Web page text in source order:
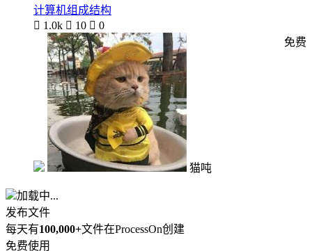
计算机组成结构
 1.0k  10  0
猫吨
免费
加载中...
发布文件
每天有100,000+文件在ProcessOn创建
免费使用